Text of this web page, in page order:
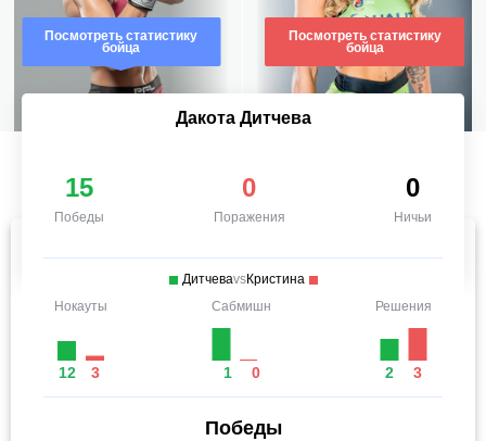
Посмотреть статистику
бойца
Посмотреть статистику
бойца
Дакота Дитчева
15
Победы
0
Поражения
0
Ничьи
ДитчеваvsКристина
Нокауты
12 3
Сабмишн
1 0
Решения
2 3
Победы